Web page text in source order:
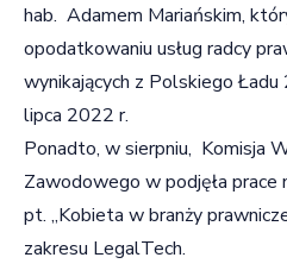
hab. Adamem Mariańskim,
opodatkowaniu usług radcy
wynikających z Polskiego
lipca 2022 r.
Ponadto, w sierpniu, Komisja
Zawodowego w podjęła prace
pt. „Kobieta w branży
zakresu LegalTech.